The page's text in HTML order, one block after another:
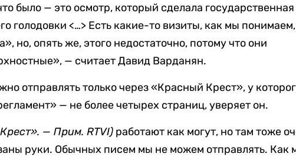
было — это осмотр, который сделала государственная
голодовки <…> Есть какие-то визиты, как мы
но, опять же, этого недостаточно, потому что они
— считает Давид Варданян.
отправлять только через «Красный Крест», у
— не более четырех страниц, уверяет он.
— Прим. RTVI) работают как могут, но там тоже
руки. Обычных писем мы не можем отправлять. Как